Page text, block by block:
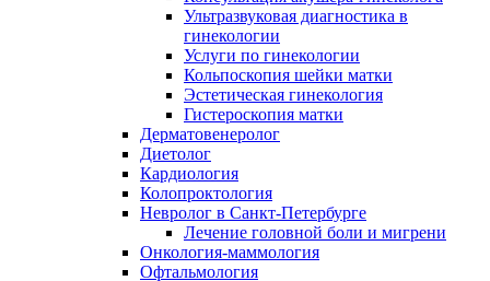
Ультразвуковая диагностика в
гинекологии
Услуги по гинекологии
Кольпоскопия шейки матки
Эстетическая гинекология
Гистероскопия матки
Дерматовенеролог
Диетолог
Кардиология
Колопроктология
Невролог в Санкт-Петербурге
Лечение головной боли и мигрени
Онкология-маммология
Офтальмология